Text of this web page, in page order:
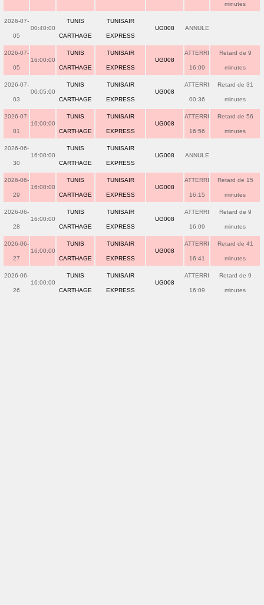
minutes
2026-07-
05
00:40:00
TUNIS
CARTHAGE
TUNISAIR
EXPRESS
UG008 ANNULE
2026-07-
05
16:00:00
TUNIS
CARTHAGE
TUNISAIR
EXPRESS
UG008
ATTERRI
16:09
Retard de 9
minutes
2026-07-
03
00:05:00
TUNIS
CARTHAGE
TUNISAIR
EXPRESS
UG008
ATTERRI
00:36
Retard de 31
minutes
2026-07-
01
16:00:00
TUNIS
CARTHAGE
TUNISAIR
EXPRESS
UG008
ATTERRI
16:56
Retard de 56
minutes
2026-06-
30
16:00:00
TUNIS
CARTHAGE
TUNISAIR
EXPRESS
UG008 ANNULE
2026-06-
29
16:00:00
TUNIS
CARTHAGE
TUNISAIR
EXPRESS
UG008
ATTERRI
16:15
Retard de 15
minutes
2026-06-
28
16:00:00
TUNIS
CARTHAGE
TUNISAIR
EXPRESS
UG008
ATTERRI
16:09
Retard de 9
minutes
2026-06-
27
16:00:00
TUNIS
CARTHAGE
TUNISAIR
EXPRESS
UG008
ATTERRI
16:41
Retard de 41
minutes
2026-06-
26
16:00:00
TUNIS
CARTHAGE
TUNISAIR
EXPRESS
UG008
ATTERRI
16:09
Retard de 9
minutes